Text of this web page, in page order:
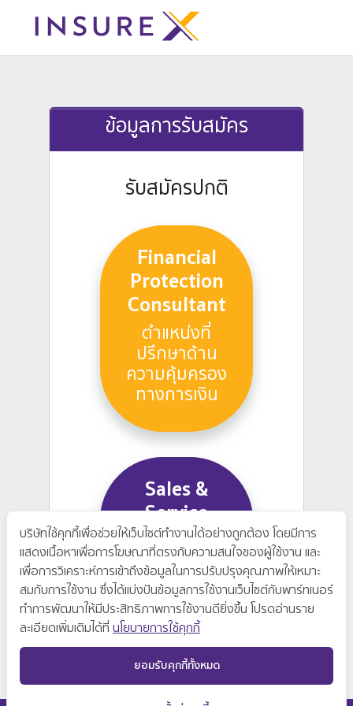
ข้อมูลการรับสมัคร
รับสมัครปกติ
Financial
Protection
Consultant
ตำแหน่งที่
ปรึกษาด้าน
ความคุ้มครอง
ทางการเงิน
Sales &
Service
Manager
ตำแหน่งผู้
บริหารทีมขาย
บริษัทใช้คุกกี้เพื่อช่วยให้เว็บไซต์ทำงานได้อย่างถูกต้อง โดยมีการ
แสดงเนื้อหาเพื่อการโฆษณาที่ตรงกับความสนใจของผู้ใช้งาน และ
เพื่อการวิเคราะห์การเข้าถึงข้อมูลในการปรับปรุงคุณภาพให้เหมาะ
สมกับการใช้งาน ซึ่งได้แบ่งปันข้อมูลการใช้งานเว็บไซต์กับพาร์ทเนอร์
ทำการพัฒนาให้มีประสิทธิภาพการใช้งานดียิ่งขึ้น โปรดอ่านราย
ละเอียดเพิ่มเติมได้ที่นโยบายการใช้คุกกี้
ยอมรับคุกกี้ทั้งหมด